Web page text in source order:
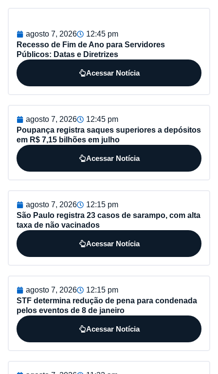
agosto 7, 2026
12:45 pm
Recesso de Fim de Ano para Servidores
Públicos: Datas e Diretrizes
Acessar Notícia
agosto 7, 2026
12:45 pm
Poupança registra saques superiores a depósitos
em R$ 7,15 bilhões em julho
Acessar Notícia
agosto 7, 2026
12:15 pm
São Paulo registra 23 casos de sarampo, com alta
taxa de não vacinados
Acessar Notícia
agosto 7, 2026
12:15 pm
STF determina redução de pena para condenada
pelos eventos de 8 de janeiro
Acessar Notícia